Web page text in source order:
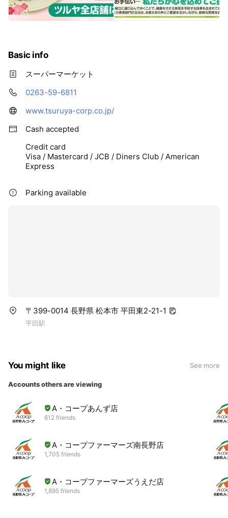
Basic info
スーパーマーケット
0263-59-6811
www.tsuruya-corp.co.jp/
Cash accepted
Credit card
Visa / Mastercard / JCB / Diners Club / American
Express
Parking available
〒399-0014 長野県 松本市 平田東2-21-1
平田駅
You might like See more
Accounts others are viewing
A・コープあんず店
612 friends
A・コープファーマーズ南長野店
1,705 friends
A・コープファーマーズうえだ店
1,895 friends